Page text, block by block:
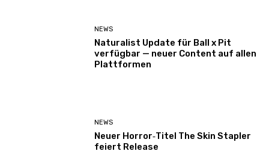
NEWS
Naturalist Update für Ball x Pit
verfügbar — neuer Content auf allen
Plattformen
NEWS
Neuer Horror‑Titel The Skin Stapler
feiert Release